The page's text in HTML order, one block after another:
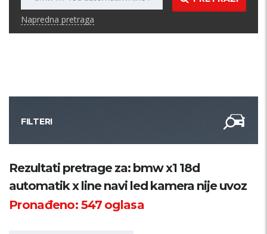
Napredna pretraga
FILTERI
Kategorija
Županija
Rezultati pretrage za: bmw x1 18d
automatik x line navi led kamera nije uvoz
Pronađeno:547oglasa